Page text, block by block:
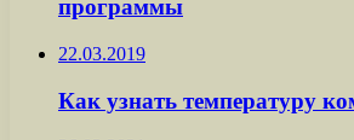
программы
22.03.2019
Как узнать температуру